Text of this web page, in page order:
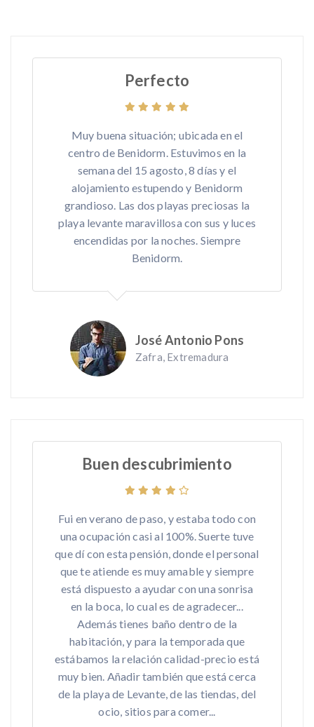
Perfecto
Muy buena situación; ubicada en el
centro de Benidorm. Estuvimos en la
semana del 15 agosto, 8 días y el
alojamiento estupendo y Benidorm
grandioso. Las dos playas preciosas la
playa levante maravillosa con sus y luces
encendidas por la noches. Siempre
Benidorm.
José Antonio Pons
Zafra, Extremadura
Buen descubrimiento
Fui en verano de paso, y estaba todo con
una ocupación casi al 100%. Suerte tuve
que dí con esta pensión, donde el personal
que te atiende es muy amable y siempre
está dispuesto a ayudar con una sonrisa
en la boca, lo cual es de agradecer...
Además tienes baño dentro de la
habitación, y para la temporada que
estábamos la relación calidad-precio está
muy bien. Añadir también que está cerca
de la playa de Levante, de las tiendas, del
ocio, sitios para comer...